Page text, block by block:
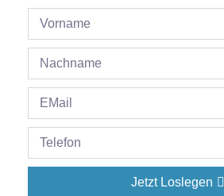
Jetzt Loslegen